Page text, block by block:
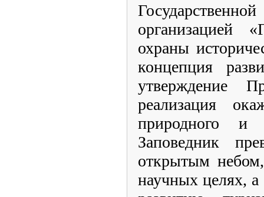
организацией
охраны
концепция
утверждение
реализация
природного и
Заповедник
открытым небом,
научных целях, а